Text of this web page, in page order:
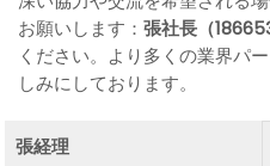
お願いします：張社長（
ください。より多くの業界パ
しみにしております。
張経理